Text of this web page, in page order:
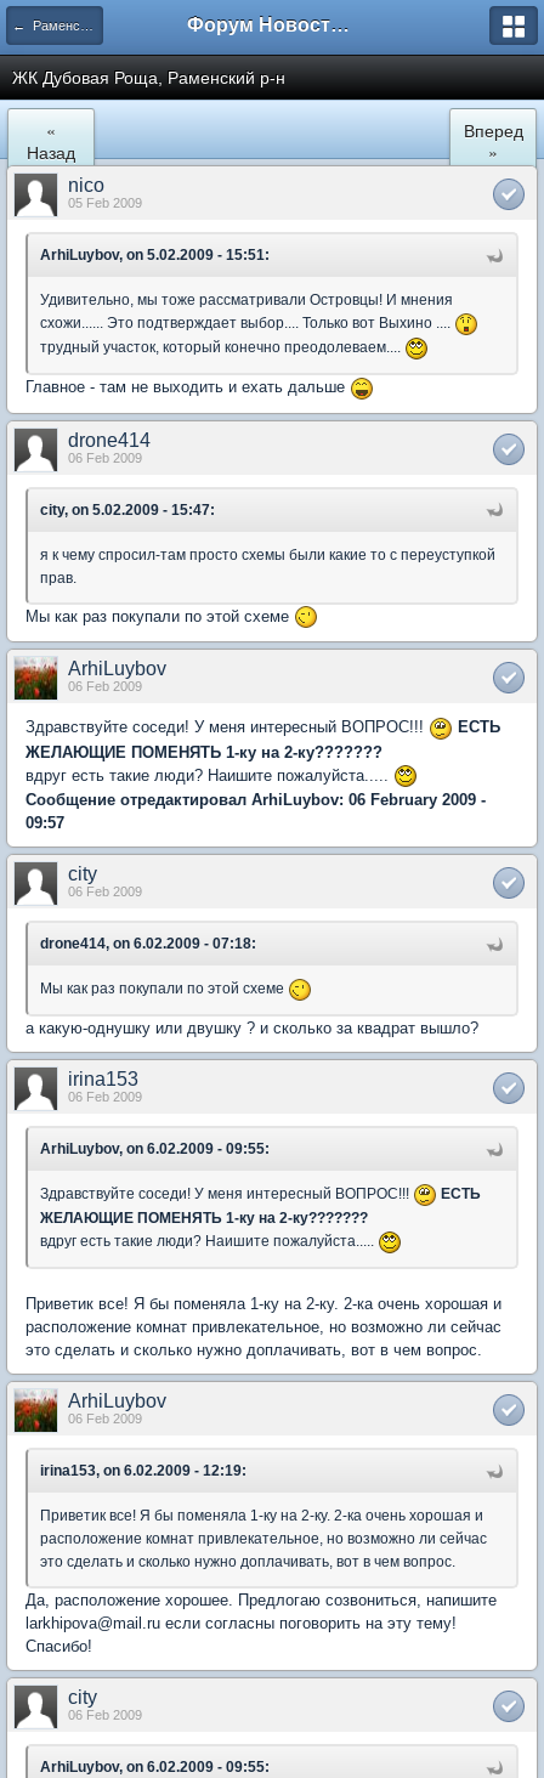
← Раменское Форум Новостройки
ЖК Дубовая Роща, Раменский р-н
«
Назад
Вперед
»
nico
05 Feb 2009
ArhiLuybov, on 5.02.2009 - 15:51:
Удивительно, мы тоже рассматривали Островцы! И мнения
схожи...... Это подтверждает выбор.... Только вот Выхино ....
трудный участок, который конечно преодолеваем....
Главное - там не выходить и ехать дальше
drone414
06 Feb 2009
city, on 5.02.2009 - 15:47:
я к чему спросил-там просто схемы были какие то с переуступкой
прав.
Мы как раз покупали по этой схеме
ArhiLuybov
06 Feb 2009
Здравствуйте соседи! У меня интересный ВОПРОС!!!
ЕСТЬ
ЖЕЛАЮЩИЕ ПОМЕНЯТЬ 1-ку на 2-ку???????
вдруг есть такие люди? Наишите пожалуйста.....
Сообщение отредактировал ArhiLuybov: 06 February 2009 -
09:57
city
06 Feb 2009
drone414, on 6.02.2009 - 07:18:
Мы как раз покупали по этой схеме
а какую-однушку или двушку ? и сколько за квадрат вышло?
irina153
06 Feb 2009
ArhiLuybov, on 6.02.2009 - 09:55:
Здравствуйте соседи! У меня интересный ВОПРОС!!!
ЕСТЬ
ЖЕЛАЮЩИЕ ПОМЕНЯТЬ 1-ку на 2-ку???????
вдруг есть такие люди? Наишите пожалуйста.....
Приветик все! Я бы поменяла 1-ку на 2-ку. 2-ка очень хорошая и
расположение комнат привлекательное, но возможно ли сейчас
это сделать и сколько нужно доплачивать, вот в чем вопрос.
ArhiLuybov
06 Feb 2009
irina153, on 6.02.2009 - 12:19:
Приветик все! Я бы поменяла 1-ку на 2-ку. 2-ка очень хорошая и
расположение комнат привлекательное, но возможно ли сейчас
это сделать и сколько нужно доплачивать, вот в чем вопрос.
Да, расположение хорошее. Предлогаю созвониться, напишите
larkhipova@mail.ru если согласны поговорить на эту тему!
Спасибо!
city
06 Feb 2009
ArhiLuybov, on 6.02.2009 - 09:55: